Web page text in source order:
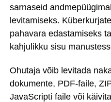
sarnaseid
levitamiseks.
pahavara edastamiseks
kahjulikku sisu
Ohutaja võib levitada
dokumente, PDF-faile,
JavaScripti faile või